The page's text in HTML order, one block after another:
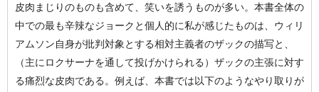
皮肉まじりのものも含めて、笑いを誘うものが多い。本書全体の
中での最も辛辣なジョークと個人的に私が感じたものは、ウィリ
アムソン自身が批判対象とする相対主義者のザックの描写と、
（主にロクサーナを通して投げかけられる）ザックの主張に対す
る痛烈な皮肉である。例えば、本書では以下のようなやり取りが